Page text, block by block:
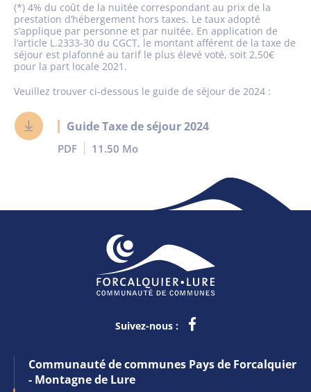
(*) 4% du coût de la nuitée correspondant au prix de la
prestation d’hébergement hors taxes. Le taux adopté
s’applique par personne et par nuitée. En application de
l’article L.2333-30 du CGCT, le montant afférent de la taxe de
séjour est plafonné au tarif le plus élevé voté, soit 2,50€
pour la part locale 2021.
Veuillez trouver ci-dessous le guide de séjour de 2024 :
Guide Taxe de séjour 2024
PDF 11.50 Mo
Suivez-nous :
Communauté de communes Pays de Forcalquier
- Montagne de Lure